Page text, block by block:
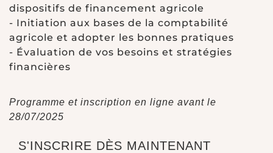
dispositifs de financement agricole
- Initiation aux bases de la comptabilité
agricole et adopter les bonnes pratiques
- Évaluation de vos besoins et stratégies
financières
Programme et inscription en ligne avant le
28/07/2025
S'INSCRIRE DÈS MAINTENANT